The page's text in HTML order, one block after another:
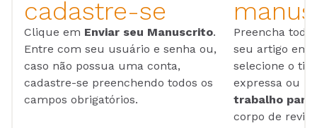
cadastre-se
Clique em Enviar seu Manuscrito.
Entre com seu usuário e senha ou,
caso não possua uma conta,
cadastre-se preenchendo todos os
campos obrigatórios.
Preencha
seu artigo em
selecione o
expressa ou
trabalho para
corpo de